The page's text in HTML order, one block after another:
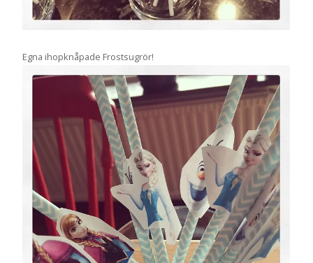
Egna ihopknåpade Frostsugrör!